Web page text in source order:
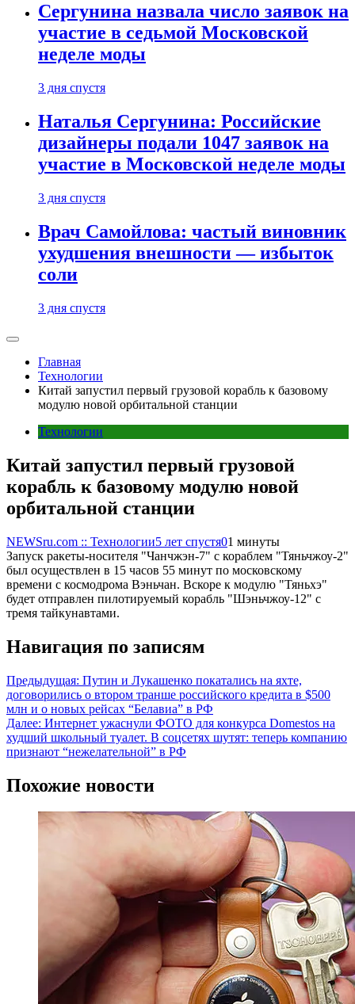
Сергунина назвала число заявок на
участие в седьмой Московской
неделе моды
3 дня спустя
Наталья Сергунина: Российские
дизайнеры подали 1047 заявок на
участие в Московской неделе моды
3 дня спустя
Врач Самойлова: частый виновник
ухудшения внешности — избыток
соли
3 дня спустя
Главная
Технологии
Китай запустил первый грузовой корабль к базовому
модулю новой орбитальной станции
Технологии
Китай запустил первый грузовой
корабль к базовому модулю новой
орбитальной станции
NEWSru.com :: Технологии5 лет спустя01 минуты
Запуск ракеты-носителя "Чанчжэн-7" с кораблем "Тяньчжоу-2"
был осуществлен в 15 часов 55 минут по московскому
времени с космодрома Вэньчан. Вскоре к модулю "Тяньхэ"
будет отправлен пилотируемый корабль "Шэньчжоу-12" с
тремя тайкунавтами.
Навигация по записям
Предыдущая: Путин и Лукашенко покатались на яхте,
договорились о втором транше российского кредита в $500
млн и о новых рейсах “Белавиа” в РФ
Далее: Интернет ужаснули ФОТО для конкурса Domestos на
худший школьный туалет. В соцсетях шутят: теперь компанию
признают “нежелательной” в РФ
Похожие новости